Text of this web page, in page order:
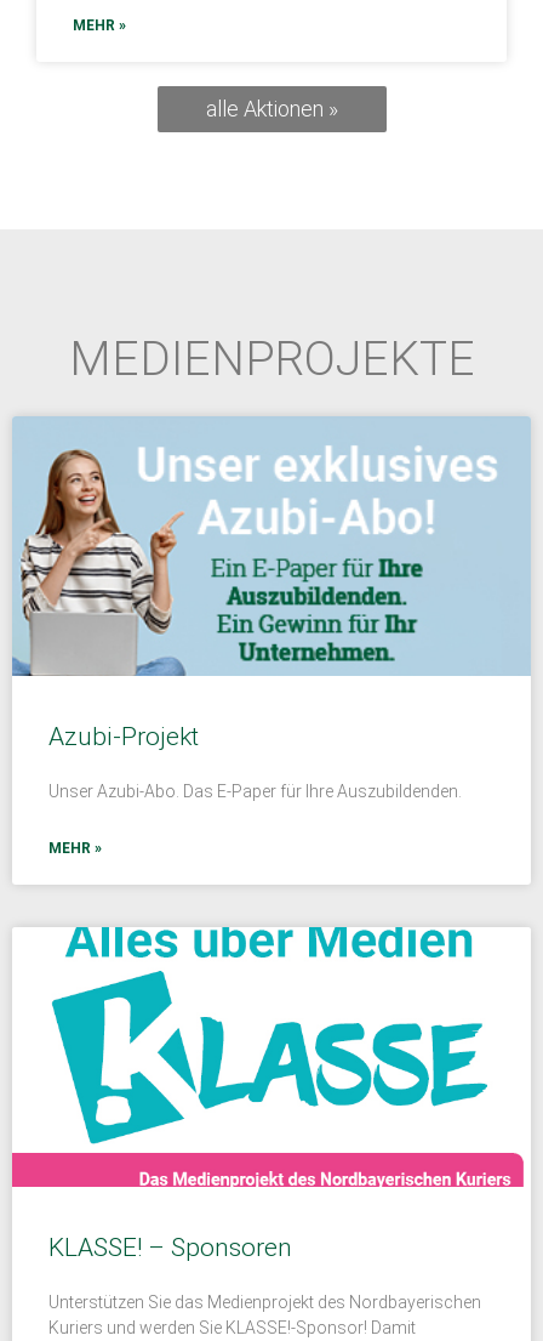
MEHR »
alle Aktionen »
MEDIENPROJEKTE
Azubi-Projekt
Unser Azubi-Abo. Das E-Paper für Ihre Auszubildenden.
MEHR »
KLASSE! – Sponsoren
Unterstützen Sie das Medienprojekt des Nordbayerischen
Kuriers und werden Sie KLASSE!-Sponsor! Damit